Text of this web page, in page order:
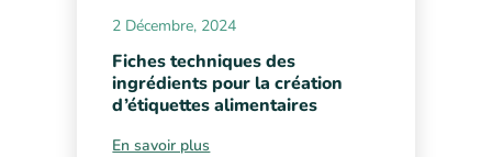
2 Décembre, 2024
Fiches techniques des
ingrédients pour la création
d’étiquettes alimentaires
En savoir plus